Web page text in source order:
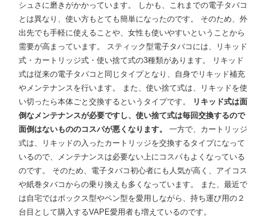
シュさに磨きがかかっています。 しかも、これまでの電子タバコ
とは異なり、使い方もとても簡単になったのです。 そのため、外
出先でも手軽に使えることや、女性も使いやすいということから
需要が高まっています。 スティック型電子タバコには、リキッド
式・カートリッジ式・使い捨て式の3種類があります。 リキッド
式は従来の電子タバコと同じタイプとなり、自身でリキッド補充
やメンテナンスを行います。 また、使い捨て式は、リキッドを使
い切ったら本体ごと交換するというタイプです。
リキッド式は面
倒なメンテナンスが必要ですし、使い捨て式は毎回交換するので
面倒はないもののコスパが悪くなります。
一方で、カートリッジ
式は、リキッドの入ったカートリッジを交換するタイプになって
いるので、メンテナンスは必要ない上にコスパもよくなっている
のです。 そのため、電子タバコ初心者にも人気が高く、アイコス
や紙巻タバコからの乗り換えも多くなっています。 また、最近で
は自宅ではボックス型やペン型を愛用しながら、持ち運び用の２
台目として購入するVAPE愛用者も増えているのです。